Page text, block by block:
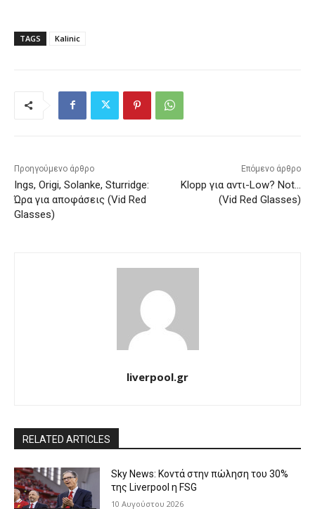
TAGS Kalinic
Προηγούμενο άρθρο
Ings, Origi, Solanke, Sturridge:
Ώρα για αποφάσεις (Vid Red
Glasses)
Επόμενο άρθρο
Klopp για αντι-Low? Νot…
(Vid Red Glasses)
liverpool.gr
RELATED ARTICLES
Sky News: Κοντά στην πώληση του 30%
της Liverpool η FSG
10 Αυγούστου 2026